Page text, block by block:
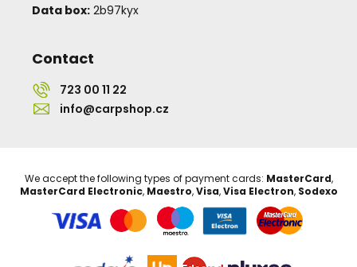
Data box: 2b97kyx
Contact
723 00 11 22
info@carpshop.cz
We accept the following types of payment cards: MasterCard,
MasterCard Electronic, Maestro,Visa,Visa Electron, Sodexo